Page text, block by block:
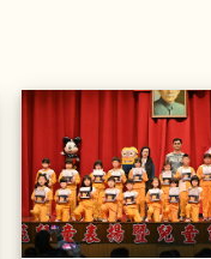
20230330模範生頒獎